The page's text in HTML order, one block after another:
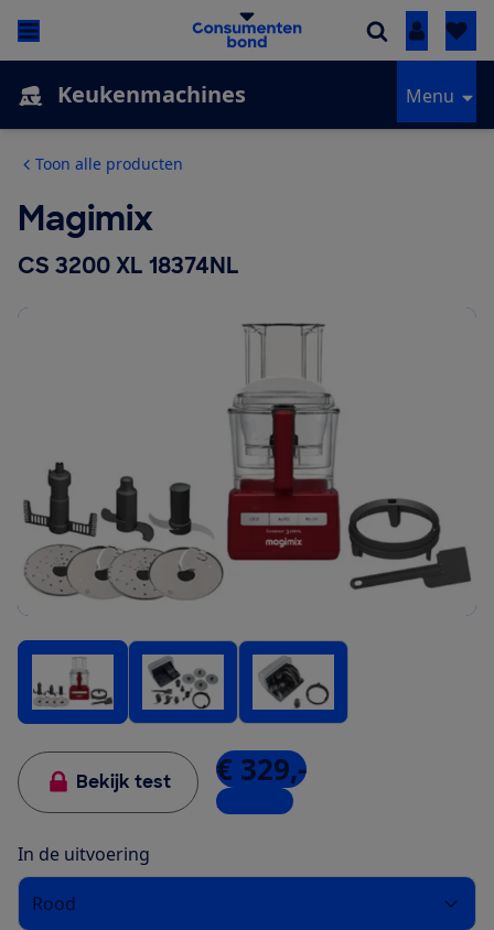
Inloggen
Keukenmachines Menu
Toon alle producten
Magimix
CS 3200 XL 18374NL
Bekijk test € 329,-
2 winkels
In de uitvoering
Rood